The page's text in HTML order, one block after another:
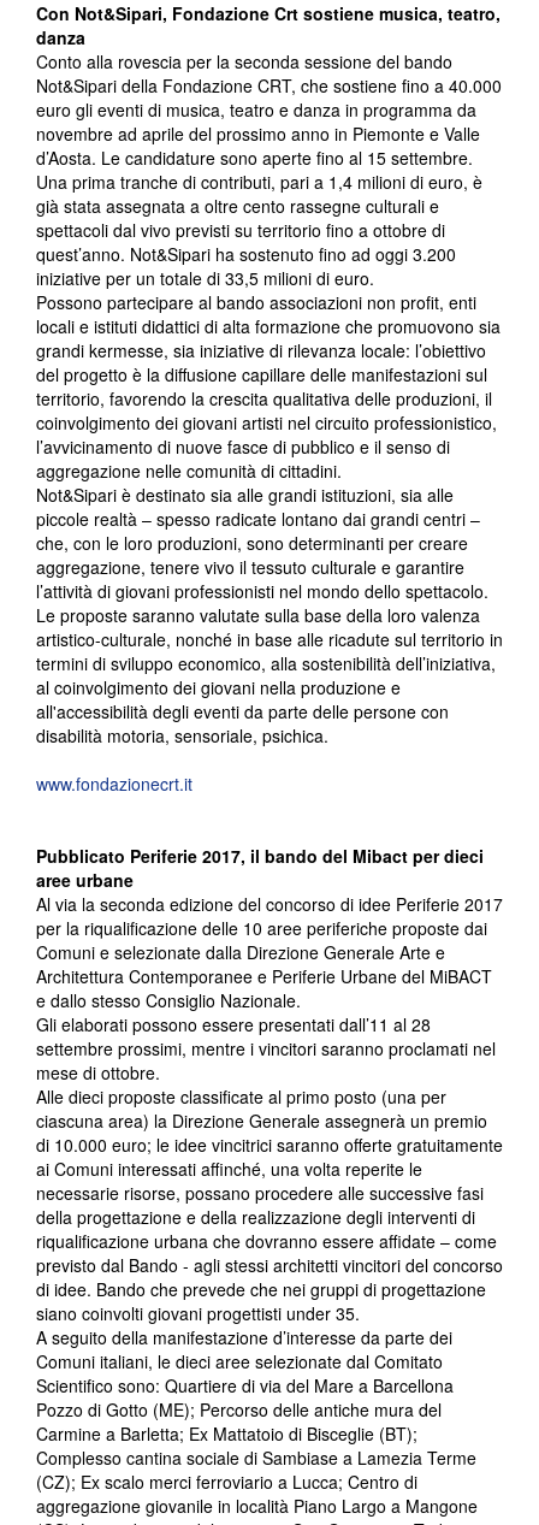
Con Not&Sipari, Fondazione Crt sostiene musica, teatro,
danza
Conto alla rovescia per la seconda sessione del bando
Not&Sipari della Fondazione CRT, che sostiene fino a 40.000
euro gli eventi di musica, teatro e danza in programma da
novembre ad aprile del prossimo anno in Piemonte e Valle
d’Aosta. Le candidature sono aperte fino al 15 settembre.
Una prima tranche di contributi, pari a 1,4 milioni di euro, è
già stata assegnata a oltre cento rassegne culturali e
spettacoli dal vivo previsti su territorio fino a ottobre di
quest’anno. Not&Sipari ha sostenuto fino ad oggi 3.200
iniziative per un totale di 33,5 milioni di euro.
Possono partecipare al bando associazioni non profit, enti
locali e istituti didattici di alta formazione che promuovono sia
grandi kermesse, sia iniziative di rilevanza locale: l’obiettivo
del progetto è la diffusione capillare delle manifestazioni sul
territorio, favorendo la crescita qualitativa delle produzioni, il
coinvolgimento dei giovani artisti nel circuito professionistico,
l’avvicinamento di nuove fasce di pubblico e il senso di
aggregazione nelle comunità di cittadini.
Not&Sipari è destinato sia alle grandi istituzioni, sia alle
piccole realtà – spesso radicate lontano dai grandi centri –
che, con le loro produzioni, sono determinanti per creare
aggregazione, tenere vivo il tessuto culturale e garantire
l’attività di giovani professionisti nel mondo dello spettacolo.
Le proposte saranno valutate sulla base della loro valenza
artistico-culturale, nonché in base alle ricadute sul territorio in
termini di sviluppo economico, alla sostenibilità dell’iniziativa,
al coinvolgimento dei giovani nella produzione e
all'accessibilità degli eventi da parte delle persone con
disabilità motoria, sensoriale, psichica.
www.fondazionecrt.it
Pubblicato Periferie 2017, il bando del Mibact per dieci
aree urbane
Al via la seconda edizione del concorso di idee Periferie 2017
per la riqualificazione delle 10 aree periferiche proposte dai
Comuni e selezionate dalla Direzione Generale Arte e
Architettura Contemporanee e Periferie Urbane del MiBACT
e dallo stesso Consiglio Nazionale.
Gli elaborati possono essere presentati dall’11 al 28
settembre prossimi, mentre i vincitori saranno proclamati nel
mese di ottobre.
Alle dieci proposte classificate al primo posto (una per
ciascuna area) la Direzione Generale assegnerà un premio
di 10.000 euro; le idee vincitrici saranno offerte gratuitamente
ai Comuni interessati affinché, una volta reperite le
necessarie risorse, possano procedere alle successive fasi
della progettazione e della realizzazione degli interventi di
riqualificazione urbana che dovranno essere affidate – come
previsto dal Bando - agli stessi architetti vincitori del concorso
di idee. Bando che prevede che nei gruppi di progettazione
siano coinvolti giovani progettisti under 35.
A seguito della manifestazione d’interesse da parte dei
Comuni italiani, le dieci aree selezionate dal Comitato
Scientifico sono: Quartiere di via del Mare a Barcellona
Pozzo di Gotto (ME); Percorso delle antiche mura del
Carmine a Barletta; Ex Mattatoio di Bisceglie (BT);
Complesso cantina sociale di Sambiase a Lamezia Terme
(CZ); Ex scalo merci ferroviario a Lucca; Centro di
aggregazione giovanile in località Piano Largo a Mangone